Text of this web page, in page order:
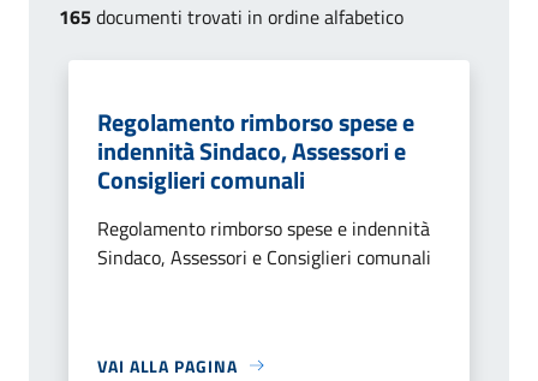
165documenti trovati in ordine alfabetico
Regolamento rimborso spese e
indennità Sindaco, Assessori e
Consiglieri comunali
Regolamento rimborso spese e indennità
Sindaco, Assessori e Consiglieri comunali
VAI ALLA PAGINA